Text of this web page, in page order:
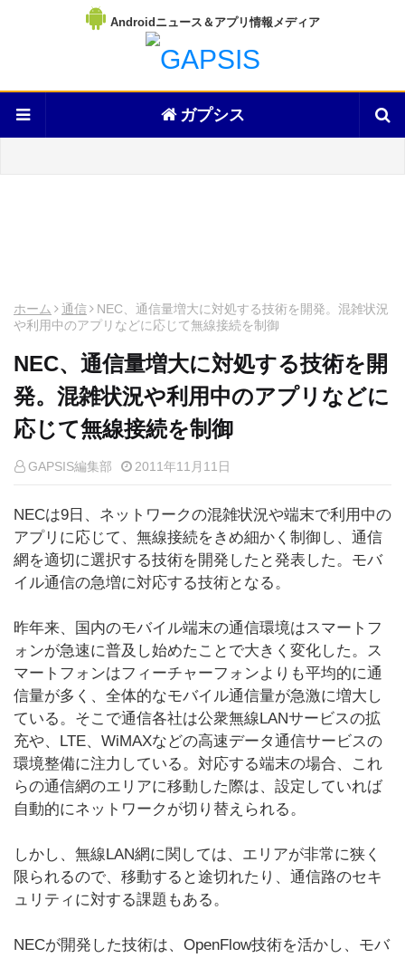
Androidニュース＆アプリ情報メディア
ガプシス
ホーム 通信
NEC、通信量増大に対処する技術を開発。混雑状況
や利用中のアプリなどに応じて無線接続を制御
NEC、通信量増大に対処する技術を開
発。混雑状況や利用中のアプリなどに
応じて無線接続を制御
GAPSIS編集部 2011年11月11日
NECは9日、ネットワークの混雑状況や端末で利用中の
アプリに応じて、無線接続をきめ細かく制御し、通信
網を適切に選択する技術を開発したと発表した。モバ
イル通信の急増に対応する技術となる。
昨年来、国内のモバイル端末の通信環境はスマートフ
ォンが急速に普及し始めたことで大きく変化した。ス
マートフォンはフィーチャーフォンよりも平均的に通
信量が多く、全体的なモバイル通信量が急激に増大し
ている。そこで通信各社は公衆無線LANサービスの拡
充や、LTE、WiMAXなどの高速データ通信サービスの
環境整備に注力している。対応する端末の場合、これ
らの通信網のエリアに移動した際は、設定していれば
自動的にネットワークが切り替えられる。
しかし、無線LAN網に関しては、エリアが非常に狭く
限られるので、移動すると途切れたり、通信路のセキ
ュリティに対する課題もある。
NECが開発した技術は、OpenFlow技術を活かし、モバ